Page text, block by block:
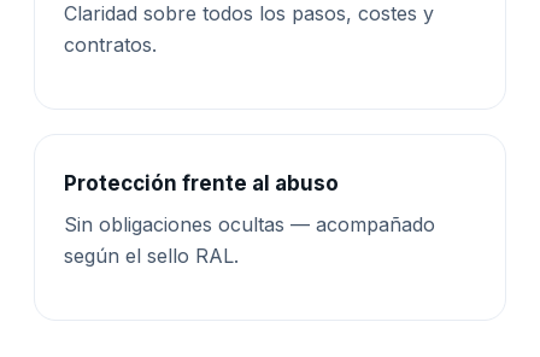
Claridad sobre todos los pasos, costes y
contratos.
Protección frente al abuso
Sin obligaciones ocultas — acompañado
según el sello RAL.